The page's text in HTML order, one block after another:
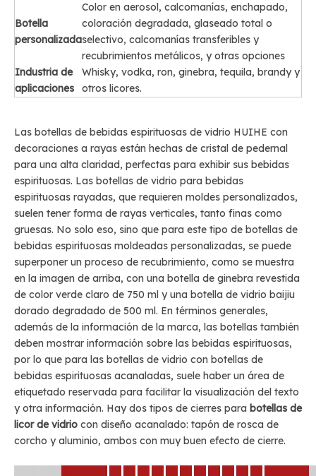
Botella
personalizada
Color en aerosol, calcomanías, enchapado,
coloración degradada, glaseado total o
selectivo, calcomanías transferibles y
recubrimientos metálicos, y otras opciones
Industria de
aplicaciones
Whisky, vodka, ron, ginebra, tequila, brandy y
otros licores.
Las botellas de bebidas espirituosas de vidrio HUIHE con
decoraciones a rayas están hechas de cristal de pedernal
para una alta claridad, perfectas para exhibir sus bebidas
espirituosas. Las botellas de vidrio para bebidas
espirituosas rayadas, que requieren moldes personalizados,
suelen tener forma de rayas verticales, tanto finas como
gruesas. No solo eso, sino que para este tipo de botellas de
bebidas espirituosas moldeadas personalizadas, se puede
superponer un proceso de recubrimiento, como se muestra
en la imagen de arriba, con una botella de ginebra revestida
de color verde claro de 750 ml y una botella de vidrio baijiu
dorado degradado de 500 ml. En términos generales,
además de la información de la marca, las botellas también
deben mostrar información sobre las bebidas espirituosas,
por lo que para las botellas de vidrio con botellas de
bebidas espirituosas acanaladas, suele haber un área de
etiquetado reservada para facilitar la visualización del texto
y otra información. Hay dos tipos de cierres para botellas de
licor de vidrio con diseño acanalado: tapón de rosca de
corcho y aluminio, ambos con muy buen efecto de cierre.